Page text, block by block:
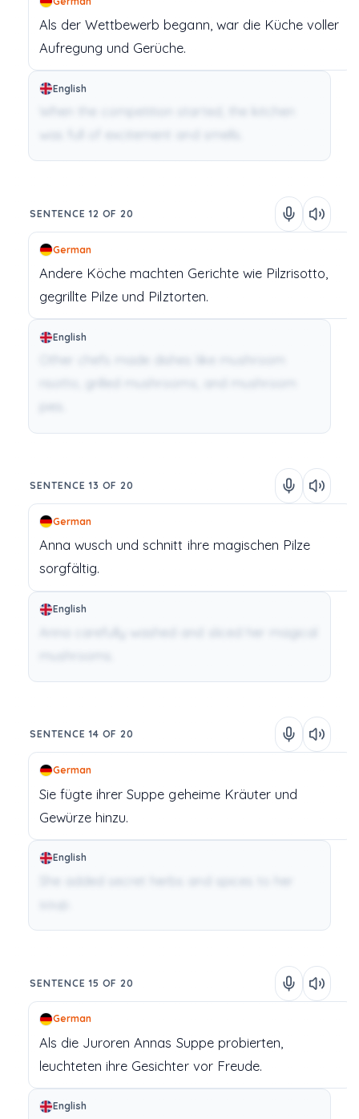
Als der Wettbewerb begann, war die Küchevoller
Aufregung und Gerüche.
English
SENTENCE 12 OF 20
German
Andere Köche machten Gerichte wie Pilzrisotto,
gegrillte Pilze und Pilztorten.
English
SENTENCE 13 OF 20
German
Anna wusch und schnitt ihre magischen Pilze
sorgfältig.
English
Anna carefully washed and sliced her magical
SENTENCE 14 OF 20
German
Sie fügte ihrer Suppe geheime Kräuter und
Gewürze hinzu.
English
She added secret herbs and spices to her
SENTENCE 15 OF 20
German
Als die JurorenAnnas Suppe probierten,
leuchteten ihre Gesichter vor Freude.
English